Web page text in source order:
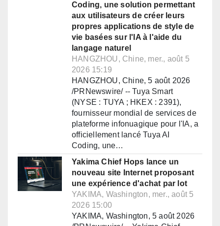
Coding, une solution permettant
aux utilisateurs de créer leurs
propres applications de style de
vie basées sur l'IA à l'aide du
langage naturel
HANGZHOU, Chine, mer., août 5
2026 15:19
HANGZHOU, Chine, 5 août 2026
/PRNewswire/ -- Tuya Smart
(NYSE : TUYA ; HKEX : 2391),
fournisseur mondial de services de
plateforme infonuagique pour l'IA, a
officiellement lancé Tuya AI
Coding, une…
Yakima Chief Hops lance un
nouveau site Internet proposant
une expérience d'achat par lot
YAKIMA, Washington, mer., août 5
2026 15:00
YAKIMA, Washington, 5 août 2026